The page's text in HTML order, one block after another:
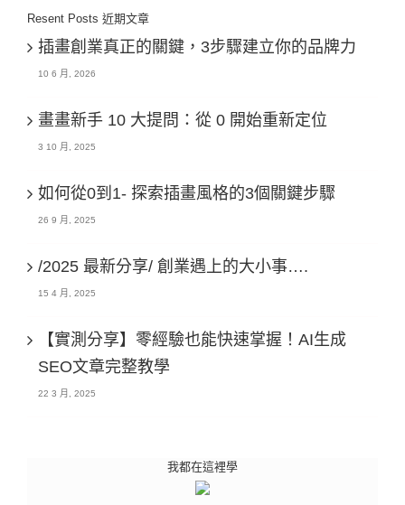
Resent Posts 近期文章
插畫創業真正的關鍵，3步驟建立你的品牌力
10 6 月, 2026
畫畫新手 10 大提問：從 0 開始重新定位
3 10 月, 2025
如何從0到1- 探索插畫風格的3個關鍵步驟
26 9 月, 2025
/2025 最新分享/ 創業遇上的大小事….
15 4 月, 2025
【實測分享】零經驗也能快速掌握！AI生成
SEO文章完整教學
22 3 月, 2025
我都在這裡學